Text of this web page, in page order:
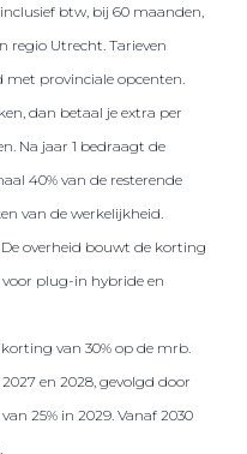
btw, bij 60 maanden,
regio Utrecht. Tarieven
provinciale opcenten.
dan betaal je extra per
Na jaar 1 bedraagt de
40% van de resterende
van de werkelijkheid.
overheid bouwt de korting
plug-in hybride en
van 30% op de mrb.
en 2028, gevolgd door
25% in 2029. Vanaf 2030